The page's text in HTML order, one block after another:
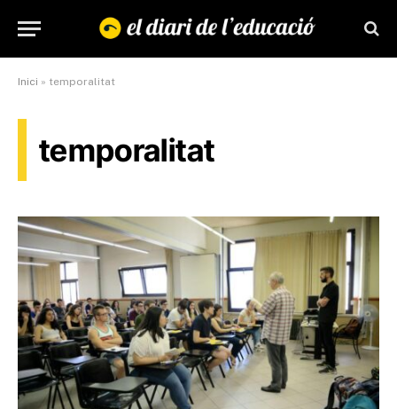
Inici » temporalitat
temporalitat